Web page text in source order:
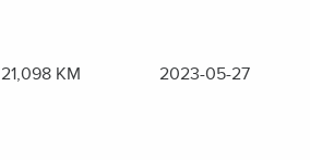
21,098 KM 2023-05-27